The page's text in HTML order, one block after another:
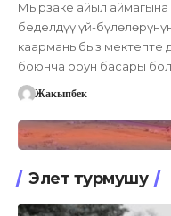
Мырзаке айыл
беделдүү үй-
каарманыбыз мектепте
боюнча орун басары
Жакыпбек
Элет турмушу